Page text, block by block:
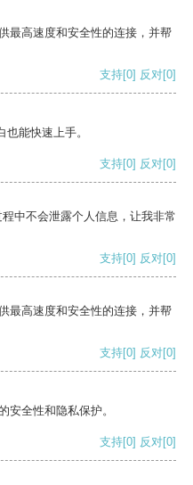
最高速度和安全性的连接，并帮
支持[0] 反对[0]
能快速上手。
支持[0] 反对[0]
中不会泄露个人信息，让我非常
支持[0] 反对[0]
最高速度和安全性的连接，并帮
支持[0] 反对[0]
安全性和隐私保护。
支持[0] 反对[0]